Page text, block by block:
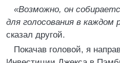
«Возможно, он
для голосования в каждом
сказал другой.
Покачав головой, я